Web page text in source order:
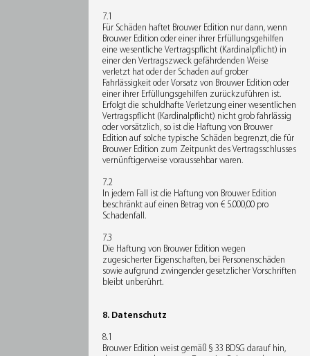
7.1
Für Schäden haftet Brouwer Edition nur dann, wenn
Brouwer Edition oder einer ihrer Erfüllungsgehilfen
eine wesentliche Vertragspflicht (Kardinalpflicht) in
einer den Vertragszweck gefährdenden Weise
verletzt hat oder der Schaden auf grober
Fahrlässigkeit oder Vorsatz von Brouwer Edition oder
einer ihrer Erfüllungsgehilfen zurückzuführen ist.
Erfolgt die schuldhafte Verletzung einer wesentlichen
Vertragspflicht (Kardinalpflicht) nicht grob fahrlässig
oder vorsätzlich, so ist die Haftung von Brouwer
Edition auf solche typische Schäden begrenzt, die für
Brouwer Edition zum Zeitpunkt des Vertragsschlusses
vernünftigerweise voraussehbar waren.
7.2
In jedem Fall ist die Haftung von Brouwer Edition
beschränkt auf einen Betrag von € 5.000,00 pro
Schadenfall.
7.3
Die Haftung von Brouwer Edition wegen
zugesicherter Eigenschaften, bei Personenschäden
sowie aufgrund zwingender gesetzlicher Vorschriften
bleibt unberührt.
8. Datenschutz
8.1
Brouwer Edition weist gemäß § 33 BDSG darauf hin,